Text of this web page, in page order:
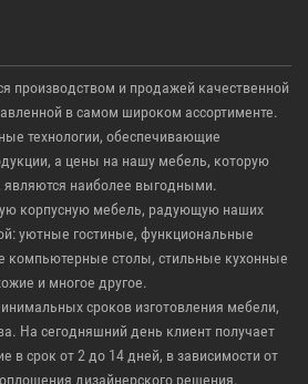
производством и продажей качественной
в самом широком ассортименте.
технологии, обеспечивающие
а цены на нашу мебель, которую
наиболее выгодными.
корпусную мебель, радующую наших
уютные гостиные, функциональные
столы, стильные кухонные
и многое другое.
сроков изготовления мебели,
На сегодняшний день клиент получает
в срок от 2 до 14 дней, в зависимости от
дизайнерского решения.